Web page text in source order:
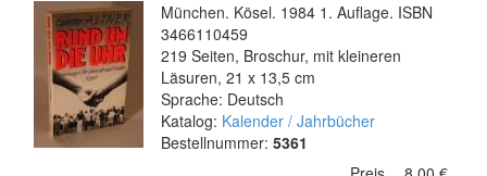
München. Kösel. 1984 1. Auflage. ISBN
3466110459
219 Seiten, Broschur, mit kleineren
Läsuren, 21 x 13,5 cm
Sprache: Deutsch
Katalog: Kalender / Jahrbücher
Bestellnummer: 5361